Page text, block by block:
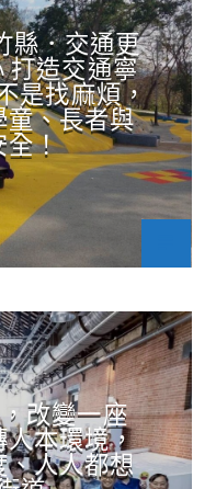
縣．交通更
打造交通寧
是找麻煩，
、長者與
全！
改變一座
本環境，
人人都想